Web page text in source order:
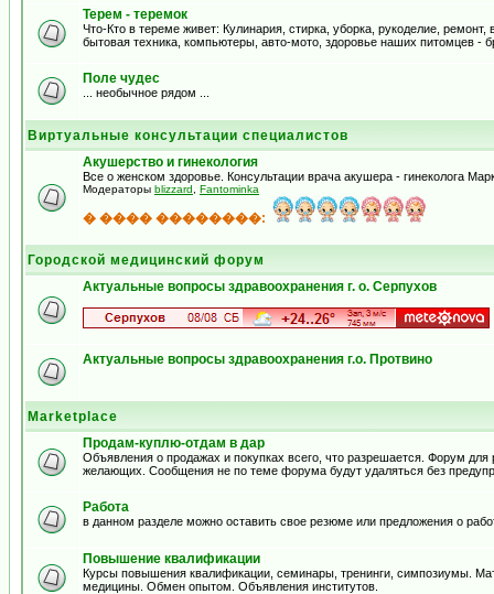
Терем - теремок
Что-Кто в тереме живет: Кулинария, стирка, уборка, рукоделие,
бытовая техника, компьютеры, авто-мото, здоровье наших питомцев -
Поле чудес
... необычное рядом ...
Виртуальные консультации специалистов
Акушерство и гинекология
Все о женском здоровье. Консультации врача акушера - гинеколога
Модераторы blizzard Fantominka
� ���� ��������:
Городской медицинский форум
Актуальные вопросы здравоохранения г. о. Серпухов
Актуальные вопросы здравоохранения г.о. Протвино
Marketplace
Продам-куплю-отдам в дар
Объявления о продажах и покупках всего, что разрешается. Форум
желающих. Сообщения не по теме форума будут удаляться без
Работа
в данном разделе можно оставить свое резюме или предложения о
Повышение квалификации
Курсы повышения квалификации, семинары, тренинги, симпозиумы.
медицины. Обмен опытом. Объявления институтов.